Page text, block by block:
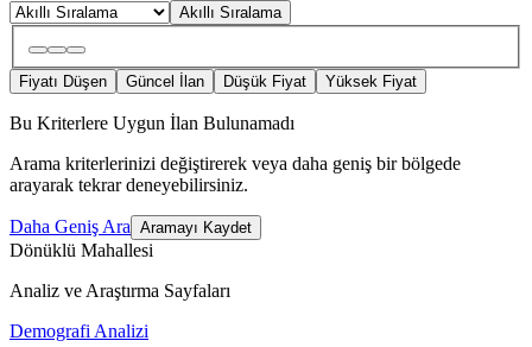
Akıllı Sıralama
Fiyatı Düşen Güncel İlan Düşük Fiyat Yüksek Fiyat
Bu Kriterlere Uygun İlan Bulunamadı
Arama kriterlerinizi değiştirerek veya daha geniş bir bölgede
arayarak tekrar deneyebilirsiniz.
Daha Geniş Ara Aramayı Kaydet
Dönüklü Mahallesi
Analiz ve Araştırma Sayfaları
Demografi Analizi